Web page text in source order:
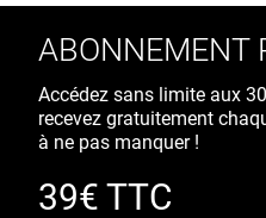
ABONNEMENT
Accédez sans limite aux
recevez gratuitement
à ne pas manquer !
39€ TTC